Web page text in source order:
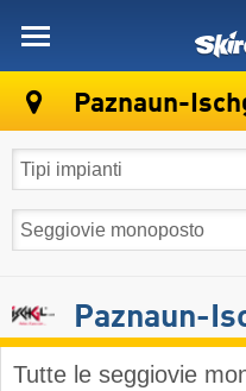
Paznaun-
Paznaun-
Tutte le seggiovie